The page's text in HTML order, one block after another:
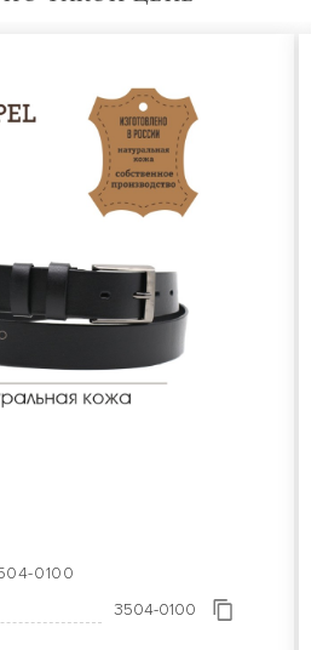
0100
3504-0100